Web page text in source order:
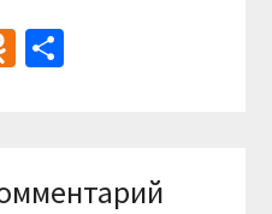
Odnoklassniki
Отправить